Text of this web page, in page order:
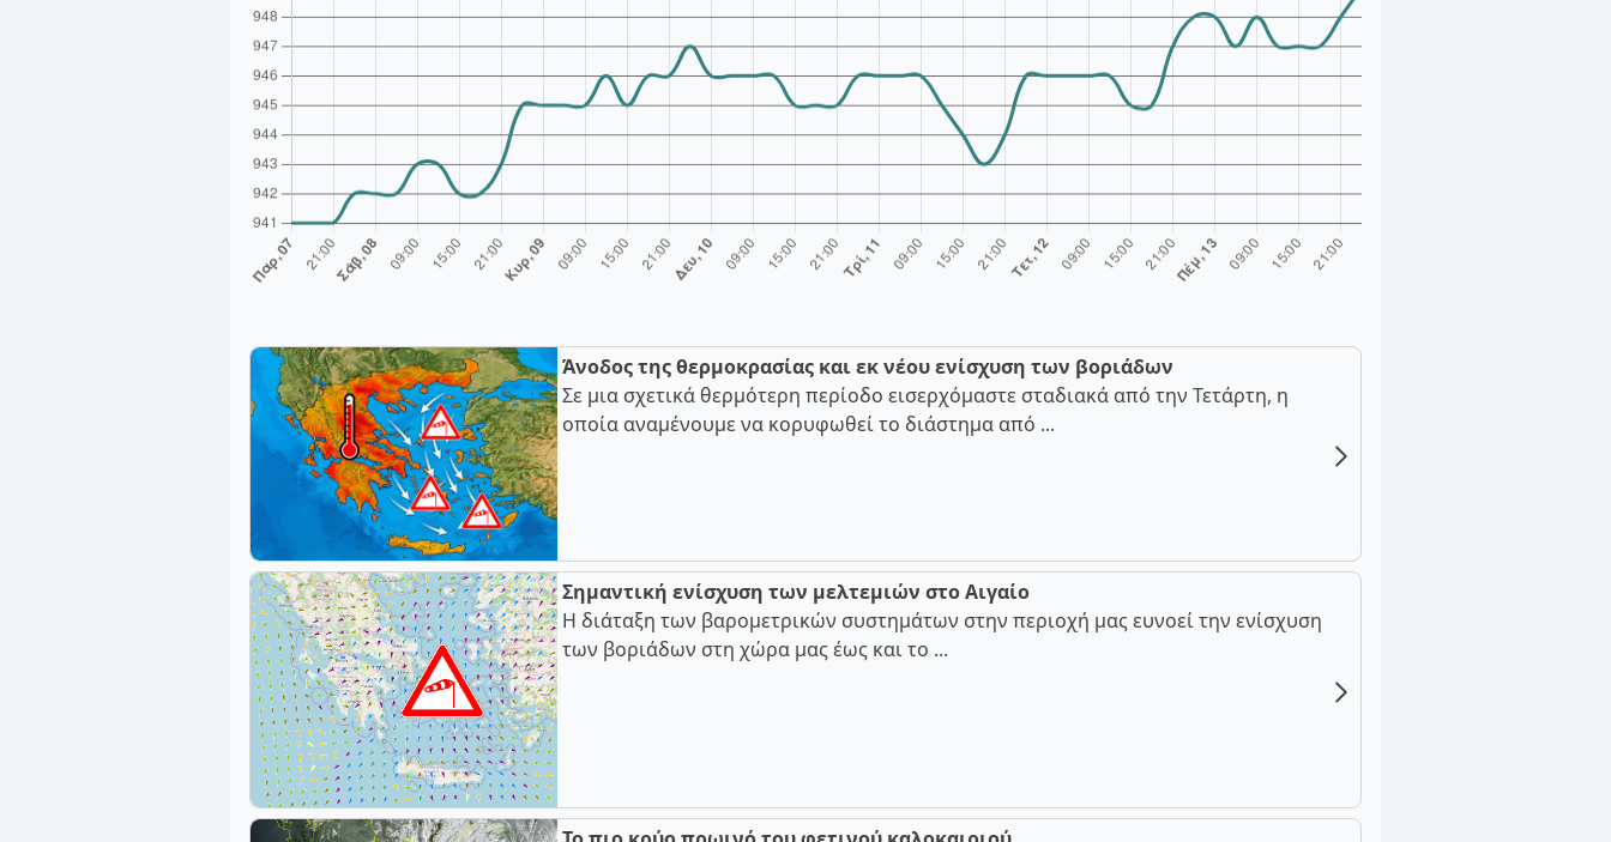
Άνοδος της θερμοκρασίας και εκ νέου ενίσχυση των βοριάδων
Σε μια σχετικά θερμότερη περίοδο εισερχόμαστε σταδιακά από την Τετάρτη, η
οποία αναμένουμε να κορυφωθεί το διάστημα από ...
Σημαντική ενίσχυση των μελτεμιών στο Αιγαίο
Η διάταξη των βαρομετρικών συστημάτων στην περιοχή μας ευνοεί την ενίσχυση
των βοριάδων στη χώρα μας έως και το ...